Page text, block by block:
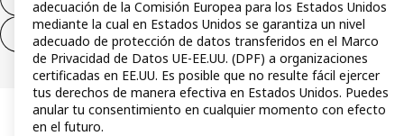
Desistimiento de solo servicios
adecuación de la Comisión Europea para los Estados Unidos
mediante la cual en Estados Unidos se garantiza un nivel
adecuado de protección de datos transferidos en el Marco
de Privacidad de Datos UE-EE.UU. (DPF) a organizaciones
certificadas en EE.UU. Es posible que no resulte fácil ejercer
tus derechos de manera efectiva en Estados Unidos. Puedes
anular tu consentimiento en cualquier momento con efecto
en el futuro.